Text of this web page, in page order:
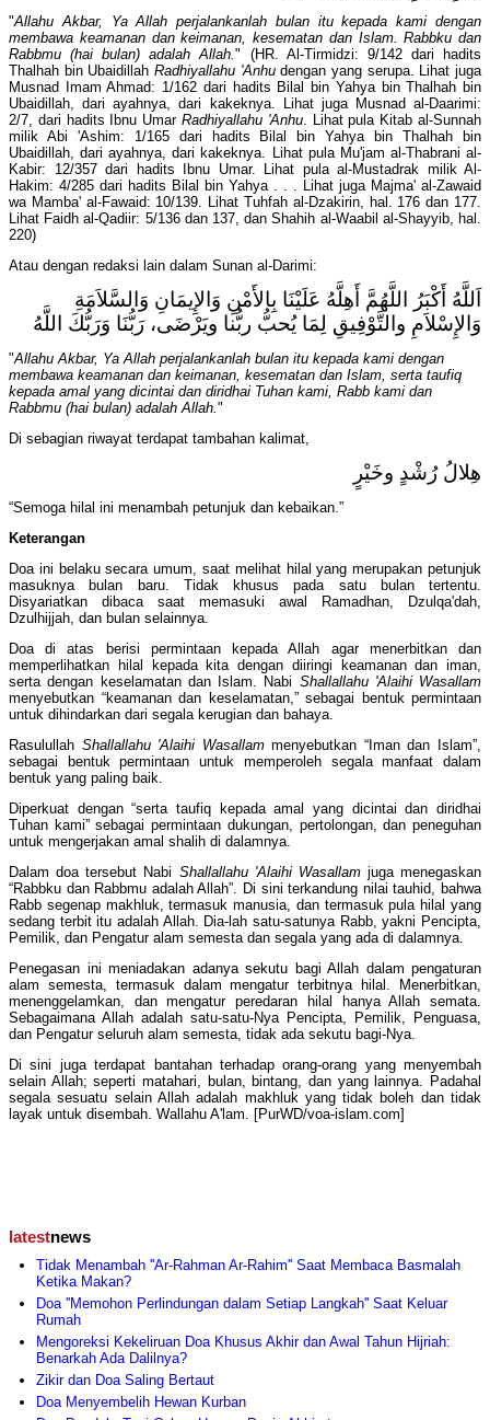
"Allahu Akbar, Ya Allah perjalankanlah bulan itu kepada kami dengan
membawa keamanan dan keimanan, kesematan dan Islam. Rabbku dan
Rabbmu (hai bulan) adalah Allah." (HR. Al-Tirmidzi: 9/142 dari hadits
Thalhah bin Ubaidillah Radhiyallahu 'Anhudengan yang serupa. Lihat juga
Musnad Imam Ahmad: 1/162 dari hadits Bilal bin Yahya bin Thalhah bin
Ubaidillah, dari ayahnya, dari kakeknya. Lihat juga Musnad al-Daarimi:
2/7, dari hadits Ibnu Umar Radhiyallahu 'Anhu. Lihat pula Kitab al-Sunnah
milik Abi 'Ashim: 1/165 dari hadits Bilal bin Yahya bin Thalhah bin
Ubaidillah, dari ayahnya, dari kakeknya. Lihat pula Mu'jam al-Thabrani al-
Kabir: 12/357 dari hadits Ibnu Umar. Lihat pula al-Mustadrak milik Al-
Hakim: 4/285 dari hadits Bilal bin Yahya . . . Lihat juga Majma' al-Zawaid
wa Mamba' al-Fawaid: 10/139. Lihat Tuhfah al-Dzakirin, hal. 176 dan 177.
Lihat Faidh al-Qadiir: 5/136 dan 137, dan Shahih al-Waabil al-Shayyib, hal.
220)
Atau dengan redaksi lain dalam Sunan al-Darimi:
اَللَّهُ أَكْبَرُ اللَّهُمَّ أَهِلَّهُ عَلَيْنَا بِالأَمْنِ وَالإِيمَانِ وَالسَّلاَمَةِ
وَالإِسْلاَمِ والتَّوْفِيقِ لِمَا يُحبُّ ربُّنا ويَرْضَى، رَبُّنَا وَرَبُّكَ اللَّهُ
"Allahu Akbar, Ya Allah perjalankanlah bulan itu kepada kami dengan
membawa keamanan dan keimanan, kesematan dan Islam, serta taufiq
kepada amal yang dicintai dan diridhai Tuhan kami, Rabb kami dan
Rabbmu (hai bulan) adalah Allah."
Di sebagian riwayat terdapat tambahan kalimat,
هِلالُ رُشْدٍ وخَيْرٍ
“Semoga hilal ini menambah petunjuk dan kebaikan.”
Keterangan
Doa ini belaku secara umum, saat melihat hilal yang merupakan petunjuk
masuknya bulan baru. Tidak khusus pada satu bulan tertentu.
Disyariatkan dibaca saat memasuki awal Ramadhan, Dzulqa'dah,
Dzulhijjah, dan bulan selainnya.
Doa di atas berisi permintaan kepada Allah agar menerbitkan dan
memperlihatkan hilal kepada kita dengan diiringi keamanan dan iman,
serta dengan keselamatan dan Islam. Nabi Shallallahu 'Alaihi Wasallam
menyebutkan “keamanan dan keselamatan,” sebagai bentuk permintaan
untuk dihindarkan dari segala kerugian dan bahaya.
Rasulullah Shallallahu 'Alaihi Wasallammenyebutkan “Iman dan Islam”,
sebagai bentuk permintaan untuk memperoleh segala manfaat dalam
bentuk yang paling baik.
Diperkuat dengan “serta taufiq kepada amal yang dicintai dan diridhai
Tuhan kami” sebagai permintaan dukungan, pertolongan, dan peneguhan
untuk mengerjakan amal shalih di dalamnya.
Dalam doa tersebut Nabi Shallallahu 'Alaihi Wasallamjuga menegaskan
“Rabbku dan Rabbmu adalah Allah”. Di sini terkandung nilai tauhid, bahwa
Rabb segenap makhluk, termasuk manusia, dan termasuk pula hilal yang
sedang terbit itu adalah Allah. Dia-lah satu-satunya Rabb, yakni Pencipta,
Pemilik, dan Pengatur alam semesta dan segala yang ada di dalamnya.
Penegasan ini meniadakan adanya sekutu bagi Allah dalam pengaturan
alam semesta, termasuk dalam mengatur terbitnya hilal. Menerbitkan,
menenggelamkan, dan mengatur peredaran hilal hanya Allah semata.
Sebagaimana Allah adalah satu-satu-Nya Pencipta, Pemilik, Penguasa,
dan Pengatur seluruh alam semesta, tidak ada sekutu bagi-Nya.
Di sini juga terdapat bantahan terhadap orang-orang yang menyembah
selain Allah; seperti matahari, bulan, bintang, dan yang lainnya. Padahal
segala sesuatu selain Allah adalah makhluk yang tidak boleh dan tidak
layak untuk disembah. Wallahu A'lam. [PurWD/voa-islam.com]
latestnews
Tidak Menambah ''Ar-Rahman Ar-Rahim'' Saat Membaca Basmalah
Ketika Makan?
Doa ''Memohon Perlindungan dalam Setiap Langkah'' Saat Keluar
Rumah
Mengoreksi Kekeliruan Doa Khusus Akhir dan Awal Tahun Hijriah:
Benarkah Ada Dalilnya?
Zikir dan Doa Saling Bertaut
Doa Menyembelih Hewan Kurban